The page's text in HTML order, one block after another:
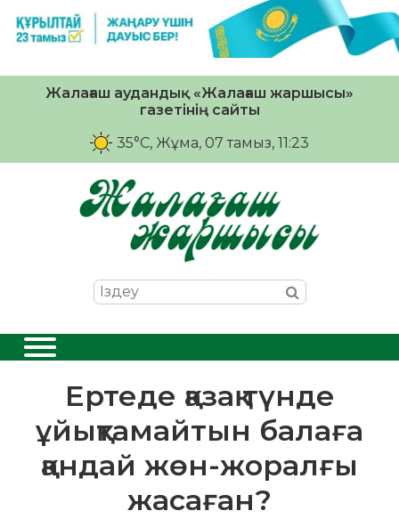
Жалағаш аудандық «Жалағаш жаршысы»
газетінің сайты
35°C, Жұма, 07 тамыз, 11:23
Ертеде қазақ түнде
ұйықтамайтын балаға
қандай жөн-жоралғы
жасаған?